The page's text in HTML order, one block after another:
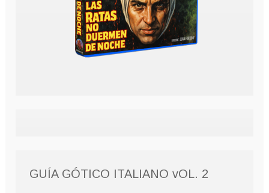
GUÍA GÓTICO ITALIANO vOL. 2